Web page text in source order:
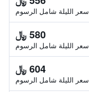
سعر الليلة شامل الرسوم
580 ﷼
سعر الليلة شامل الرسوم
604 ﷼
سعر الليلة شامل الرسوم